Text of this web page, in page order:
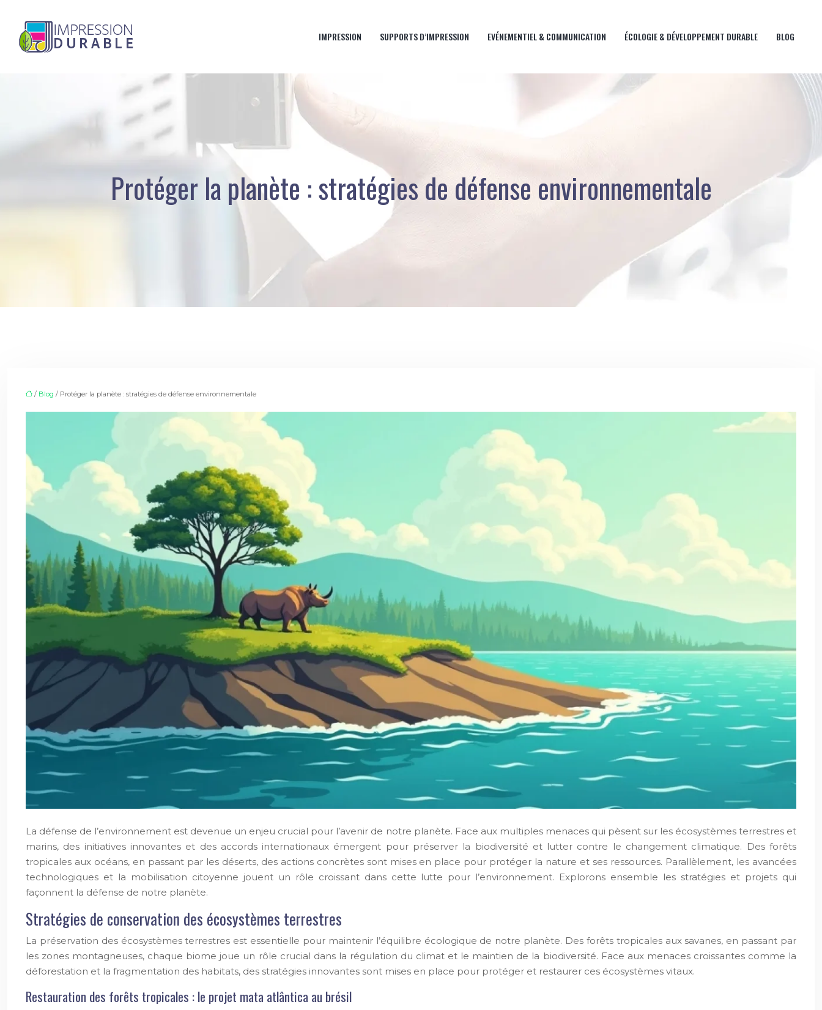
IMPRESSION SUPPORTS D’IMPRESSION EVÉNEMENTIEL & COMMUNICATION ÉCOLOGIE & DÉVELOPPEMENT DURABLE BLOG
Protéger la planète : stratégies de défense environnementale
/ Blog / Protéger la planète : stratégies de défense environnementale
La défense de l’environnement est devenue un enjeu crucial pour l’avenir de notre planète. Face aux multiples menaces qui pèsent sur les écosystèmes terrestres et
marins, des initiatives innovantes et des accords internationaux émergent pour préserver la biodiversité et lutter contre le changement climatique. Des forêts
tropicales aux océans, en passant par les déserts, des actions concrètes sont mises en place pour protéger la nature et ses ressources. Parallèlement, les avancées
technologiques et la mobilisation citoyenne jouent un rôle croissant dans cette lutte pour l’environnement. Explorons ensemble les stratégies et projets qui
façonnent la défense de notre planète.
Stratégies de conservation des écosystèmes terrestres
La préservation des écosystèmes terrestres est essentielle pour maintenir l’équilibre écologique de notre planète. Des forêts tropicales aux savanes, en passant par
les zones montagneuses, chaque biome joue un rôle crucial dans la régulation du climat et le maintien de la biodiversité. Face aux menaces croissantes comme la
déforestation et la fragmentation des habitats, des stratégies innovantes sont mises en place pour protéger et restaurer ces écosystèmes vitaux.
Restauration des forêts tropicales : le projet mata atlântica au brésil